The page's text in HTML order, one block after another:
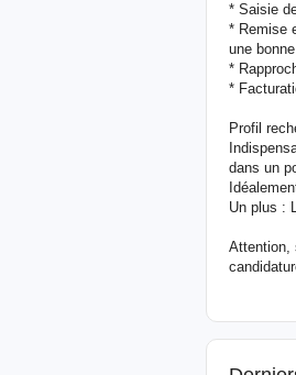
* Saisie
* Remise
une
*
*
Profil
dans un
Un plus :
Attention,